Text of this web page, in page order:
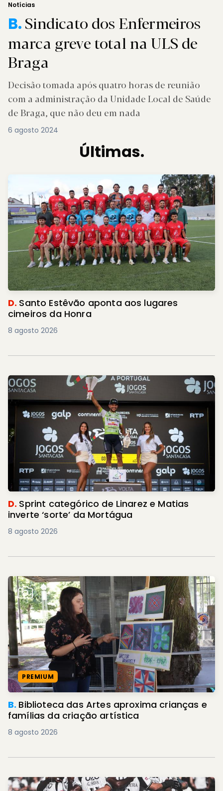
Notícias
B.Sindicato dos Enfermeiros
marca greve total na ULS de
Braga
Decisão tomada após quatro horas de reunião
com a administração da Unidade Local de Saúde
de Braga, que não deu em nada
6 agosto 2024
Últimas.
D. Santo Estêvão aponta aos lugares
cimeiros da Honra
8 agosto 2026
D. Sprint categórico de Linarez e Matias
inverte ‘sorte’ da Mortágua
8 agosto 2026
PREMIUM
B. Biblioteca das Artes aproxima crianças e
famílias da criação artística
8 agosto 2026